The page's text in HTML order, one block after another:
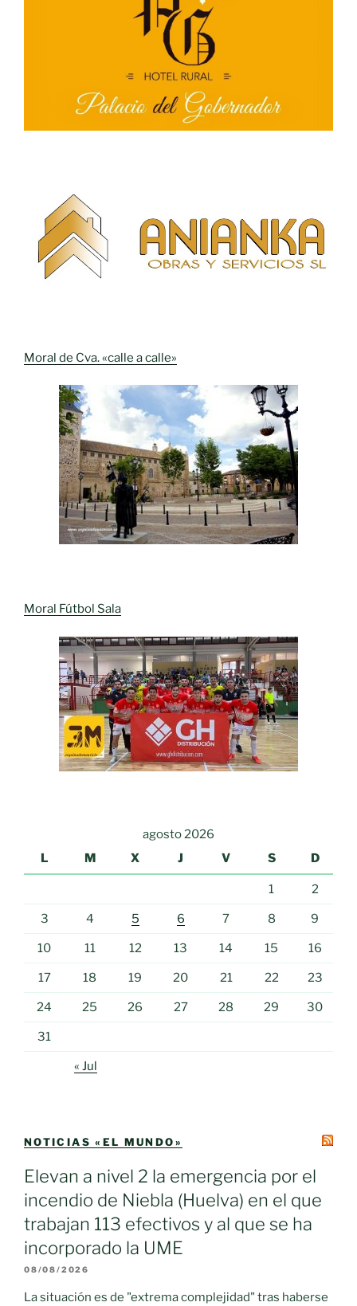
Moral de Cva. «calle a calle»
Moral Fútbol Sala
agosto 2026
L
M X J V S D
1 2
3 4 5 6 7 8 9
10 11 12 13 14 15 16
17 18 19 20 21 22 23
24 25 26 27 28 29 30
31
« Jul
NOTICIAS «EL MUNDO»
Elevan a nivel 2 la emergencia por el
incendio de Niebla (Huelva) en el que
trabajan 113 efectivos y al que se ha
incorporado la UME
08/08/2026
La situación es de "extrema complejidad" tras haberse